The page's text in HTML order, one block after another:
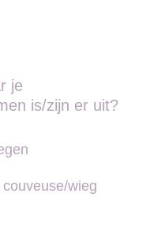
je
is/zijn er uit?
wieg